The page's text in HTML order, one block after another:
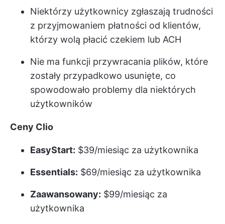
Niektórzy użytkownicy zgłaszają trudności
z przyjmowaniem płatności od klientów,
którzy wolą płacić czekiem lub ACH
Nie ma funkcji przywracania plików, które
zostały przypadkowo usunięte, co
spowodowało problemy dla niektórych
użytkowników
Ceny Clio
EasyStart: $39/miesiąc za użytkownika
Essentials: $69/miesiąc za użytkownika
Zaawansowany: $99/miesiąc za
użytkownika